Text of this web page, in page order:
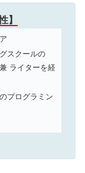
】
スクールの
ライターを経
プログラミン